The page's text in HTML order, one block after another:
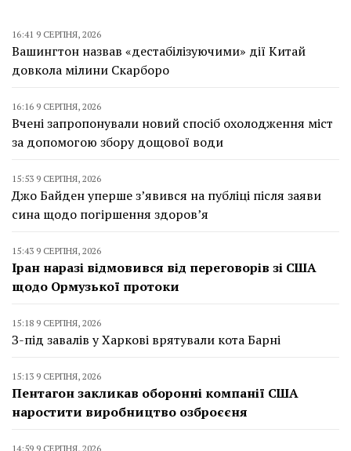
16:41 9 СЕРПНЯ, 2026
Вашингтон назвав «дестабілізуючими» дії Китай
довкола мілини Скарборо
16:16 9 СЕРПНЯ, 2026
Вчені запропонували новий спосіб охолодження міст
за допомогою збору дощової води
15:53 9 СЕРПНЯ, 2026
Джо Байден уперше з’явився на публіці після заяви
сина щодо погіршення здоров’я
15:43 9 СЕРПНЯ, 2026
Іран наразі відмовився від переговорів зі США
щодо Ормузької протоки
15:18 9 СЕРПНЯ, 2026
З-під завалів у Харкові врятували кота Барні
15:13 9 СЕРПНЯ, 2026
Пентагон закликав оборонні компанії США
наростити виробництво озброєєня
14:59 9 СЕРПНЯ, 2026